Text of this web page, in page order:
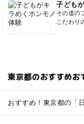
子ども
その道の
こだわり
東京都のおすすめお
おすすめ！東京都の「